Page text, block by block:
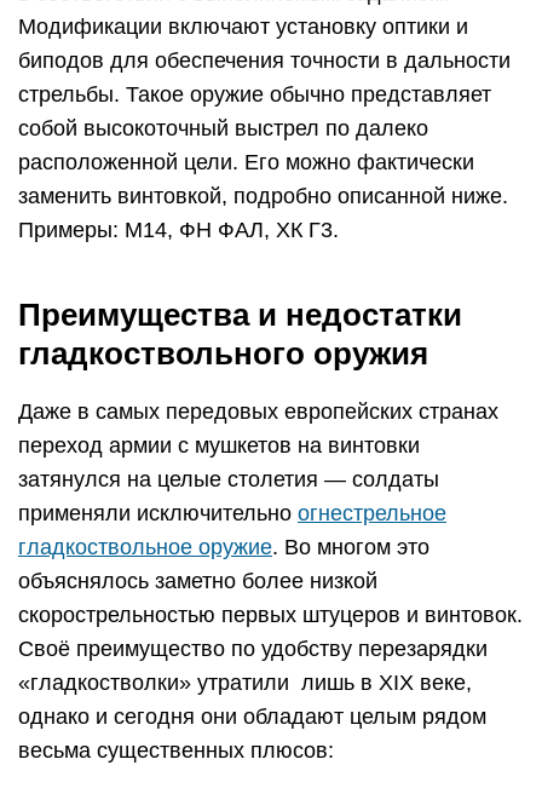
Модификации включают установку оптики и
биподов для обеспечения точности в дальности
стрельбы. Такое оружие обычно представляет
собой высокоточный выстрел по далеко
расположенной цели. Его можно фактически
заменить винтовкой, подробно описанной ниже.
Примеры: М14, ФН ФАЛ, ХК Г3.
Преимущества и недостатки
гладкоствольного оружия
Даже в самых передовых европейских странах
переход армии с мушкетов на винтовки
затянулся на целые столетия — солдаты
применяли исключительно огнестрельное
гладкоствольное оружие. Во многом это
объяснялось заметно более низкой
скорострельностью первых штуцеров и винтовок.
Своё преимущество по удобству перезарядки
«гладкостволки» утратили лишь в XIX веке,
однако и сегодня они обладают целым рядом
весьма существенных плюсов: